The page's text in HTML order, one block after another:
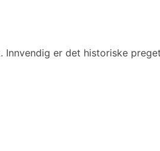
er det historiske